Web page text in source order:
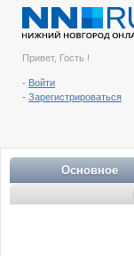
Привет, Гость !
- Войти
- Зарегистрироваться
Основное